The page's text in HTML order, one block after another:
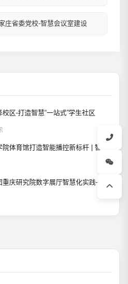
庄省委党校-智慧会议室建设
区-打造智慧“一站式”学生社区